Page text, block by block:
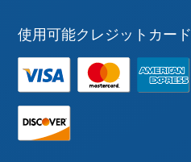
使用可能クレジットカード